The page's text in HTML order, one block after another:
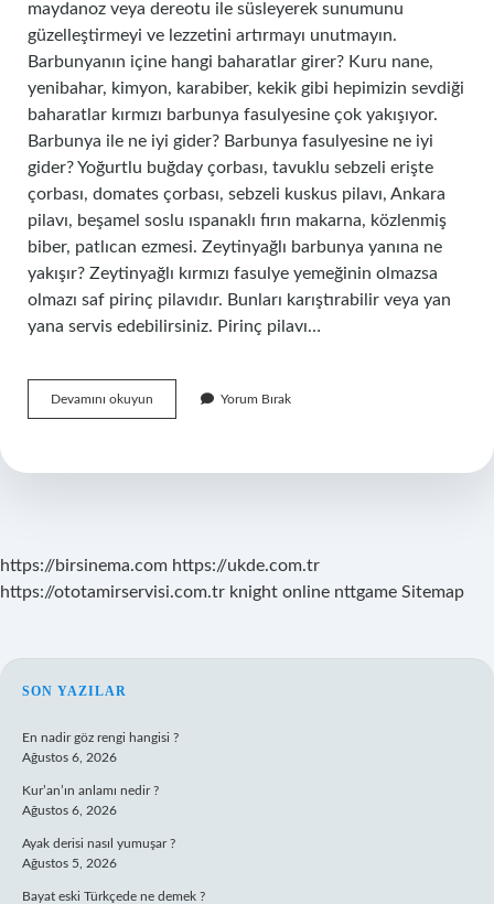
maydanoz veya dereotu ile süsleyerek sunumunu
güzelleştirmeyi ve lezzetini artırmayı unutmayın.
Barbunyanın içine hangi baharatlar girer? Kuru nane,
yenibahar, kimyon, karabiber, kekik gibi hepimizin sevdiği
baharatlar kırmızı barbunya fasulyesine çok yakışıyor.
Barbunya ile ne iyi gider? Barbunya fasulyesine ne iyi
gider? Yoğurtlu buğday çorbası, tavuklu sebzeli erişte
çorbası, domates çorbası, sebzeli kuskus pilavı, Ankara
pilavı, beşamel soslu ıspanaklı fırın makarna, közlenmiş
biber, patlıcan ezmesi. Zeytinyağlı barbunya yanına ne
yakışır? Zeytinyağlı kırmızı fasulye yemeğinin olmazsa
olmazı saf pirinç pilavıdır. Bunları karıştırabilir veya yan
yana servis edebilirsiniz. Pirinç pilavı…
Devamını okuyun Barbunya
Ya
Mu
Yorum Bırak
https://birsinema.com https://ukde.com.tr
https://ototamirservisi.com.tr knight online nttgame Sitemap
SIDEBAR
SON YAZILAR
En nadir göz rengi hangisi ?
Ağustos 6, 2026
Kur’an’ın anlamı nedir ?
Ağustos 6, 2026
Ayak derisi nasıl yumuşar ?
Ağustos 5, 2026
Bayat eski Türkçede ne demek ?